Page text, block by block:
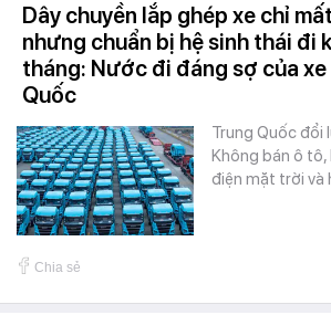
Dây chuyền lắp ghép xe chỉ
nhưng chuẩn bị hệ sinh thái đi
tháng: Nước đi đáng sợ của
Quốc
Trung Quốc đổi
Không bán ô
điện mặt trời và
Chia sẻ